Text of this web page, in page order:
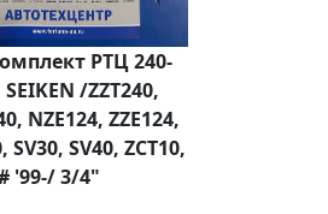
[3]
[3]
[21]
[1]
[1]
РТЦ 240-
/ZZT240,
NZE124, ZZE124,
SV30, SV40, ZCT10,
'99-/ 3/4"